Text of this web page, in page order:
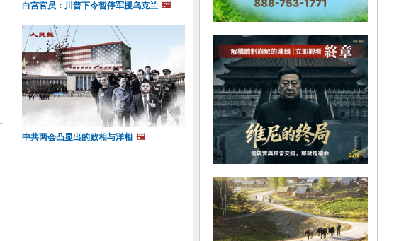
白宫官员：川普下令暂停军援乌克兰 🖼️
中共两会凸显出的败相与洋相 🖼️